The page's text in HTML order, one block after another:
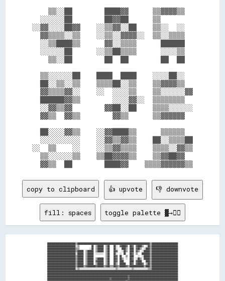
    ▒▒░░██        ████▓▓      ▒▒▓▓▓▓▒▒
  ░░░░░░██        ██▓▓██      ▒▒
░░▓▓░░░░██▓▓    ░░▒▒▓▓░░██    ▒▒░░  ░░
  ▓▓▒▒▒▒░░▒▒    ░░▒▒░░▓▓▓▓░░  ▒▒░░▒▒▒▒
  ░░▒▒████▒▒      ▓▓░░▒▒▒▒      ██████
  ░░░░░░██      ░░▒▒██▒▒▒▒      ░░░░▒▒
    ▒▒░░██        ██  ██        ██  ██
  ▒▒░░░░░░██    ████  ████    ░░░░██░░
  ██░░▒▒░░▒▒    ▒▒▒▒██░░▒▒    ▒▒▓▓▓▓▒▒
  ▓▓▒▒▒▒▓▓░░    ░░  ░░░░▒▒    ▒▒░░░░░░▓▓
  ██████▓▓▒▒        ░░░░▓▓░░  ▒▒▒▒▒▒▒▒
  ░░▓▓▒▒▓▓        ▓▓██░░██    ▒▒▒▒░░░░░░
  ▓▓▒▒  ▓▓▒▒        ▓▓▒▒      ▒▒▓▓▓▓▓▓
  ██░░░░▓▓▒▒    ░░▓▓████▒▒      ▒▒▒▒▒▒
  ░░░░░░░░░░    ░░▓▓▒▒▓▓▒▒    ██░░▒▒▒▒██
░░  ▒▒    ░░    ░░▒▒▓▓▒▒▒▒    ▒▒▒▒░░▓▓▒▒
  ▒▒░░░░░░▒▒    ▒▒██▓▓▓▓▒▒    ▒▒▓▓██▓▓
copy to clipboard 👍 upvote 👎 downvote
fill: spaces toggle palette ▓→✊🏽
████████████████████████████▒▒████████████████████████████████████████████████████████████████████████▒▒██████████████████████████
████████████████████████████░░▒▒            ██  ▒▒██████  ▒▒██    ██░░  ▓▓████▓▓  ██▓▓  ▓▓████▒▒  ░░██▒▒██████████████████████████
████████████████████████████▒▒▒▒          ░░██  ▒▒██████  ▒▒██    ██░░    ████▒▒  ████  ▓▓██▒▒  ░░████▒▒██████████████████████████
████████████████████████████▒▒██████  ▒▒██████  ▒▒██████  ▒▒██    ██▓▓    ░░██▒▒  ████  ▓▓▒▒  ░░██████▒▒██████████████████████████
████████████████████████████░░██████  ▒▒██████  ░░░░░░░░  ▒▒██    ██░░  ░░  ██    ██▓▓  ▒▒    ████████▒▒██████████████████████████
████████████████████████████▒▒██████  ▒▒██████            ▒▒██    ██▓▓  ██    ▒▒  ████    ░░  ░░██████▒▒██████████████████████████
████████████████████████████▒▒██████  ▒▒██████  ▒▒██████  ▒▒██    ██▓▓  ██▒▒  ░░  ██▓▓  ░░██▒▒  ██████▒▒██████████████████████████
████████████████████████████▒▒██████  ▒▒██████  ▓▓██████  ▒▒██    ██▓▓  ████      ████  ▓▓████    ████▒▒██████████████████████████
████████████████████████████▒▒██████  ▒▒██████  ▒▒██████  ▒▒██    ██▒▒  ██████    ██▓▓  ▓▓████▓▓  ▒▒██▒▒██████████████████████████
████████████████████████████▒▒██████▒▒▓▓████████▓▓██████▒▒▓▓██▒▒▒▒██▓▓▒▒██████▓▓▒▒██████████████▒▒████▒▒██████████████████████████
████████████████████████████░░▒▒░░░░░░░░░░░░░░░░░░░░░░░░░░░░░░░░░░░░▒▒░░░░░░░░░░░░░░▒▒░░░░░░░░░░░░░░▒▒▒▒██████████████████████████
██████████████████████████████████████████████████████████████████████████████████████████████████████████████████████████████████
██████████████████████████████████████████████████████████████████████████████████████████████████████████████████████████████████
████████████████████████████████████████████████████████████████████████████████▓▓████████████████████████████████████████████████
██████████████████████████████████████████████████████████████▓▓████████████████▓▓████████████████████████████████████████████████
██████████████████████████████████████████████████████████████████████████████▓▓██████████████████████████████████████████████████
████████████████████████████████████████████████████████████████▓▓████████████▓▓██████████████████████████████████████████████████
██████████████████████████████████████████░░░░▓▓▒▒██░░▒▒░░▒▒▒▒▒▒▒▒░░░░▓▓░░▒▒▒▒▒▒▓▓▓▓▒▒▒▒▒▒████████████████████████████████████████
██████████████████████████████████████████░░░░██░░██░░░░░░▓▓▒▒▓▓▒▒░░░░▓▓░░▒▒░░▒▒██░░░░▒▒▒▒████████████████████████████████████████
██████████████████████████████████████████████████████████████████▓▓████▒▒▓▓██████▓▓██████████████████████████████████████████████
████████████████████████████████████████████████████████████████████▓▓████▓▓██████████████████████████████████████████████████████
████████████████████████████████████████████████████████████████████▓▓████████████████████████████████████████████████████████████
██████████████████████████████████████████████████████████████████████▓▓▓▓████████████████████████████████████████████████████████
██████████████████████████████████████████████████████████████████████████████████████████████████████████████████████████████████
████████████████████████████████████▓▓▓▓▓▓▓▓▒▒▓▓▓▓▓▓▓▓▓▓▓▓▓▓████████████████▓▓▓▓▓▓▓▓████▓▓████████████████████████████████████████
██████████████████████████████████▓▓████████████████▓▓▓▓▓▓▓▓▓▓▓▓▓▓▓▓▓▓▓▓▓▓▓▓▓▓▒▒▒▒▒▒▓▓▓▓▓▓▓▓▓▓████████████████████████████████████
██████████████████████████████████▓▓██████████████████████████████████████████████▓▓▓▓▓▓▓▓▓▓▓▓████████████████████████████████████
██████████████████████████████████▒▒██████████▓▓▓▓▓▓▓▓▓▓▒▒▒▒▒▒▓▓██████████▒▒▒▒▒▒▒▒██▓▓▓▓▓▓▓▓██▓▓██████████████████████████████████
██████████████████████████████████▒▒██████████▓▓▓▓▓▓▓▓▓▓▓▓▒▒▒▒▒▒▒▒▒▒▒▒████▒▒▒▒▒▒▒▒██▓▓▓▓▓▓▓▓██████████████████████████████████████
██████████████████████████████████▒▒██████████▓▓▓▓▓▓▓▓▓▓▓▓▓▓▒▒▒▒▒▒▒▒▒▒▓▓██▒▒▓▓▒▒▒▒██▓▓▓▓▓▓████████████████████████████████████████
██████████████████████████████████▓▓██████████▓▓██▓▓▓▓▓▓▓▓▓▓▒▒▒▒▒▒▒▒▒▒▓▓██▒▒▒▒▒▒▒▒██▒▒▓▓▓▓▓▓██████████████████████████████████████
██████████████████████████████████▒▒████████▓▓▓▓████████▓▓▓▓▒▒▒▒▒▒▒▒▒▒▒▒██▒▒▒▒▒▒▒▒██▓▓▓▓▓▓▓▓██████████████████████████████████████
██████████████████████████████████████████▓▓▓▓▓▓▓▓██▓▓████▓▓▓▓▒▒▒▒▒▒▒▒▒▒██▒▒▒▒▒▒▒▒██▓▓▓▓▓▓▓▓██████████████████████████████████████
████████████████████████████████████████▓▓▓▓▓▓▓▓██████████▓▓▓▓▒▒▒▒▒▒▒▒▓▓██▒▒▒▒▒▒▒▒██▓▓▓▓▓▓▓▓██████████████████████████████████████
██████████████████████████████████▓▓████▓▓▓▓▒▒▓▓▓▓▓▓▓▓████▓▓▓▓▓▓▓▓▓▓▓▓▓▓██▒▒▓▓▓▓▒▒██▓▓▓▓▓▓▓▓██████████████████████████████████████
██████████████████████████████████▓▓▓▓██▓▓▓▓▒▒▓▓▒▒██▓▓██▓▓▓▓▓▓▓▓▓▓▓▓▓▓▓▓██▓▓▒▒▓▓▒▒██▒▒▓▓▓▓▓▓██████████████████████████████████████
████████████████████████████████████████▒▒▓▓▒▒▒▒▒▒██▓▓▓▓▓▓██▓▓▓▓▓▓▓▓▓▓▓▓██▓▓▓▓▓▓▓▓██▓▓▓▓▓▓▓▓██████████████████████████████████████
██████████████████████████████████▓▓██▓▓▒▒▒▒▓▓▓▓▓▓▓▓▓▓▒▒██▓▓▓▓▓▓▓▓▓▓▓▓▓▓██▓▓▒▒▒▒░░██▓▓▓▓▓▓▓▓██████████████████████████████████████
████████████████████████████████████▓▓░░▒▒▒▒▒▒▒▒▓▓▒▒▓▓▒▒██▓▓▓▓██████▒▒▓▓██▒▒▓▓▒▒▒▒██▓▓▓▓▓▓▓▓██████████████████████████████████████
████████████████████████████████████▓▓▒▒▓▓▒▒▒▒▒▒▓▓▓▓▓▓░░██▓▓▓▓████▓▓▓▓▓▓██▒▒▒▒▒▒▒▒██▓▓▓▓▓▓▓▓██████████████████████████████████████
████████████████████████████████████▓▓▒▒▓▓▒▒▓▓▒▒▓▓▓▓▓▓▓▓▓▓▓▓▓▓██████▓▓▒▒██▓▓▒▒▒▒▒▒██▓▓▓▓▓▓▓▓██████████████████████████████████████
████████████████████████████████████▓▓▒▒▓▓▓▓▓▓▓▓██▓▓▓▓▓▓░░██▓▓▓▓▒▒██▓▓▓▓▒▒██▒▒▒▒▒▒██▓▓▓▓▓▓▓▓██████████████████████████████████████
██████████████████████████████████▓▓▒▒▒▒▒▒████▓▓██▓▓██▓▓░░▓▓▓▓▓▓▒▒▓▓██▓▓▒▒██▒▒▒▒▒▒██▓▓▓▓▓▓▓▓██████████████████████████████████████
████████████████████████████████████░░▓▓▒▒▓▓██▓▓▓▓████████▓▓▓▓▓▓▒▒▓▓██▓▓▒▒▓▓▓▓▒▒▒▒██▓▓▓▓▓▓▓▓██████████████████████████████████████
██████████████████████████████████▓▓░░▒▒▓▓██▓▓██████████████████▒▒▓▓████▒▒▓▓▒▒▒▒▒▒██▓▓▓▓▓▓▓▓██████████████████████████████████████
████████████████████████████████▒▒▒▒░░░░▓▓▓▓▒▒▓▓██▓▓▓▓▓▓▓▓▓▓████▓▓██████▓▓▓▓▒▒▒▒▒▒██▓▓▓▓▓▓████████████████████████████████████████
████████████████████████████▒▒▒▒▓▓░░░░▒▒▓▓▓▓▒▒░░▓▓▒▒▓▓▒▒▓▓▓▓▓▓▓▓▓▓▓▓▓▓██▓▓▓▓██████▓▓▓▓▓▓▓▓████████████████████████████████████████
██████████████████████████████▒▒▒▒▒▒▒▒░░▒▒▓▓▓▓▒▒████░░░░▒▒▓▓▓▓▓▓▓▓▓▓▓▓▓▓▓▓▓▓▓▓▓▓▓▓▒▒▓▓▓▓██████████████████████████████████████████
████████████████████████████▓▓██▓▓░░▒▒░░▒▒▒▒▒▒▒▒▒▒▒▒▓▓▓▓▒▒▒▒▓▓▓▓▒▒▒▒▓▓▓▓▓▓▒▒▓▓▓▓▓▓▓▓██████████████████████████████████████████████
██████████████████████████████████▓▓▒▒░░▒▒▒▒▒▒▒▒▓▓▒▒▒▒▒▒▒▒▒▒▒▒▒▒▓▓▓▓▓▓▓▓▒▒▒▒▒▒▒▒▓▓▓▓▓▓▓▓▓▓████████████████████████████████████████
██████████████████████████▓▓▓▓▒▒▒▒▒▒▓▓▒▒▒▒░░▒▒▒▒▒▒░░▒▒▒▒▒▒▒▒▓▓▒▒▒▒▒▒▒▒▒▒▓▓▓▓▓▓▓▓▓▓████████████████████████████████████████████████
████████████████████████████▓▓██▓▓▒▒▒▒▒▒▒▒▒▒░░▒▒▒▒▒▒▒▒▒▒▒▒▒▒▒▒▒▒▒▒▒▒▒▒▓▓▓▓▓▓▓▓▓▓▓▓████████████████████████████████████████████████
████████████████████████████████▓▓▓▓▓▓▓▓▒▒▒▒▒▒░░▒▒▒▒▒▒▒▒▒▒▒▒▓▓▓▓▒▒▒▒░░▒▒▒▒░░▒▒▓▓▒▒▒▒██████████████████████████████████████████████
██████████████████████████████▓▓▓▓▒▒▒▒▒▒▒▒▒▒▒▒▒▒▒▒▒▒▒▒▒▒▒▒▒▒▒▒▒▒▓▓▓▓▒▒▒▒▒▒▒▒▒▒▒▒░░░░░░░░░░▒▒▒▒▓▓▓▓████████████████████████████████
████████████████████████████████████▓▓▒▒▒▒▒▒░░░░░░░░░░░░░░░░▒▒▒▒░░▒▒▓▓▒▒▒▒▒▒▒▒▒▒▒▒▓▓▓▓▓▓▓▓▓▓██████████████████████████████████████
██████████████████████████████▓▓▓▓▓▓▒▒▒▒░░▒▒▒▒░░░░░░░░░░░░░░░░░░░░▒▒▒▒▒▒▒▒▓▓▓▓▒▒▒▒▓▓▒▒▒▒▓▓████████████████████████████████████████
████████████████████████████████████▓▓▒▒▒▒▒▒▒▒░░░░░░░░░░░░░░░░░░░░░░░░░░░░▒▒▒▒▒▒▓▓▒▒▒▒▓▓▓▓▓▓▓▓████████████████████████████████████
████████████████████████████████████████████▓▓░░░░░░░░░░░░░░░░░░░░▒▒▒▒▒▒▒▒▒▒░░▒▒▒▒▒▒▓▓▓▓▒▒████████████████████████████████████████
██████████████████████████████████████████▓▓▓▓▓▓▒▒▓▓▒▒▒▒▒▒▒▒▒▒▒▒▒▒▓▓▓▓▓▓▓▓▓▓▓▓▓▓▓▓██▓▓▓▓▓▓████████████████████████████████████████
████████████████████████████████████████████▒▒▒▒▓▓▓▓▓▓▒▒▒▒▒▒▒▒▓▓▓▓▒▒▒▒▒▒▒▒▒▒▒▒▓▓▓▓▒▒░░▒▒▓▓▓▓██████████████████████████████████████
████████████████████████████████████████████▓▓▓▓▓▓▓▓▒▒▒▒▒▒▓▓▓▓▓▓▓▓▒▒░░░░░░▒▒▒▒▒▒▒▒▒▒▓▓▓▓██████████████████████████████████████████
████████████████████████████████████████████▓▓▓▓▒▒▒▒░░░░░░▒▒▒▒▒▒▒▒▒▒▒▒▓▓▒▒▒▒▒▒░░▒▒▒▒▒▒▒▒▓▓████████████████████████████████████████
██████████████████████████████████████████████▓▓██▓▓▓▓▒▒░░░░▒▒▓▓▒▒▒▒▓▓▒▒▒▒▒▒▒▒▒▒▓▓████████████████████████████████████████████████
██████████████████████████████████████████████████████▓▓▓▓▓▓▓▓▓▓▒▒░░▒▒▒▒▒▒▓▓▓▓▓▓▓▓▓▓▓▓▓▓▓▓▓▓██████████████████████████████████████
████████████████████████████████████████████████████████▓▓▒▒▒▒▒▒▒▒▒▒▒▒▒▒░░▒▒██████████████████████████████████████████████████████
██████████████████████████████████████████████████████▓▓▓▓░░░░░░▒▒▒▒▓▓▒▒▓▓▓▓▓▓▓▓██████████████████████████████████████████████████
██████████████████████████████████████████████████████████▒▒▒▒▒▒▒▒▒▒▒▒▒▒▒▒▓▓▓▓████████████████████████████████████████████████████
██████████████████████████████████████████████████████████████▓▓▓▓██████▓▓████████████████████████████████████████████████████████
██████████████████████████████████████████████████████████████████████████████████████████████████████████████████████████████████
██████████████████████████████████████████████████████████████████████████████████████████████████████████████████████████████████
██████████████████████████████████████████████████████████████████████████████████████████████████████████████████████████████████
██████████████████████████████████████████████████████████████████████████████████████████████████████████████████████████████████
██████████████████████████████████████████████████████████████████████████████████████████████████████████████████████████████████
██████████████████████████████████████████████████████████████████████████████████████████████████████████████████████████████████
██████████████████████████████████████████████████████████████████████████████████████████████████████████████████████████████████
██████████████████████████████████████████████████████████████████████████████████████████████████████████████████████████████████
████████████████████████████████████████████